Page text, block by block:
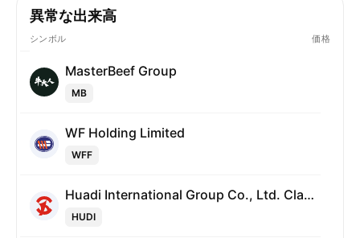
異常な出来高
シンボル 価格
MasterBeef Group
MB
WF Holding Limited
WFF
Huadi International Group Co., Ltd. Class A
HUDI